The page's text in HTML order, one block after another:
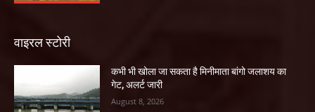
वाइरल स्टोरी
कभी भी खोला जा सकता है मिनीमाता बांगो जलाशय का
गेट, अलर्ट जारी
August 8, 2026